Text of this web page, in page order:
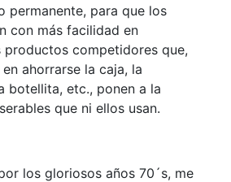
permanente, para que los
con más facilidad en
competidores que,
ahorrarse la caja, la
botellita, etc., ponen a la
que ni ellos usan.
los gloriosos años 70´s, me